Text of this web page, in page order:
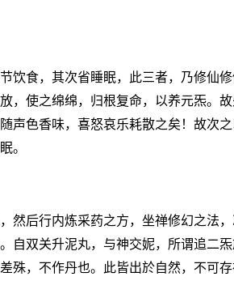
饮食，其次省睡眠，此三者，乃修仙
，使之绵绵，归根复命，以养元炁。
声色香味，喜怒哀乐耗散之矣！故次
。
然后行内炼采药之方，坐禅修幻之法
自双关升泥丸，与神交妮，所谓追二
殊，不作丹也。此皆出於自然，不可